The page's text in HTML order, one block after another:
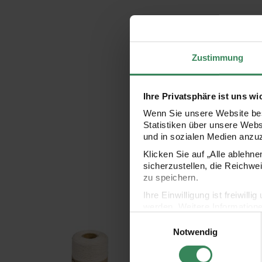
Zustimmung
Ihre Privatsphäre ist uns
Wenn Sie unsere Website
Statistiken über unsere
und in sozialen Medien
Klicken Sie auf „Alle
sicherzustellen, die
zu speichern.
Ihre Einwilligung ist freiwillig
Impressum
Datenschutz
Notwendig
Baumwollkordel für Makramee 1mm 220m 80gBaumwollkordel für